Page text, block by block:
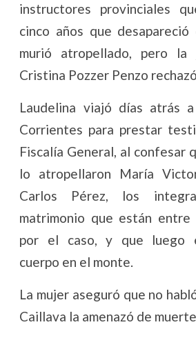
instructores provinciales
cinco años que
murió atropellado, pero la
Cristina Pozzer Penzo
Laudelina viajó días atrás
Corrientes para prestar
Fiscalía General, al confesar
lo atropellaron María
Carlos Pérez, los
matrimonio que están
por el caso, y que luego
cuerpo en el monte.
La mujer aseguró que no
Caillava la amenazó de